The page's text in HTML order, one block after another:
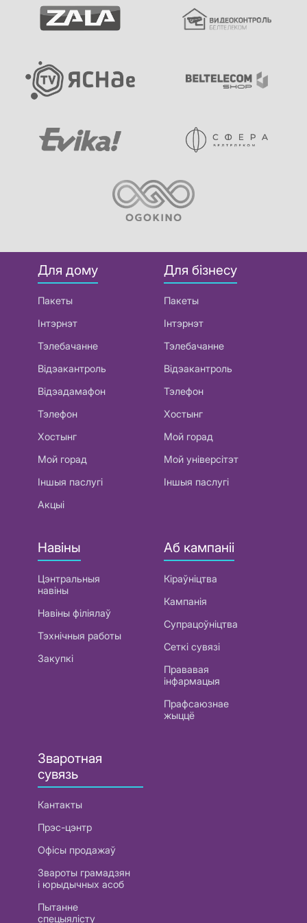
Для дому
Пакеты
Інтэрнэт
Тэлебачанне
Відэакантроль
Відэадамафон
Тэлефон
Хостынг
Мой горад
Іншыя паслугі
Акцыі
Для бізнесу
Пакеты
Інтэрнэт
Тэлебачанне
Відэакантроль
Тэлефон
Хостынг
Мой горад
Мой універсітэт
Іншыя паслугі
Навіны
Цэнтральныя
навіны
Навіны філіялаў
Тэхнічныя работы
Закупкі
Аб кампаніі
Кіраўніцтва
Кампанія
Супрацоўніцтва
Сеткі сувязі
Прававая
інфармацыя
Прафсаюзнае
жыццё
Зваротная
сувязь
Кантакты
Прэс-цэнтр
Офісы продажаў
Звароты грамадзян
і юрыдычных асоб
Пытанне
спецыялісту